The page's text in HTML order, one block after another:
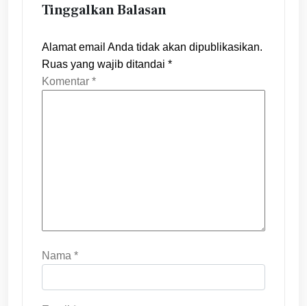
Tinggalkan Balasan
Alamat email Anda tidak akan dipublikasikan.
Ruas yang wajib ditandai *
Komentar *
Nama *